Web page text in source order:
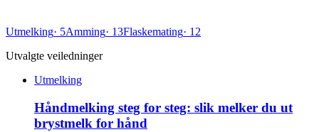
Utmelking· 5Amming· 13Flaskemating· 12
Utvalgte veiledninger
Utmelking
Håndmelking steg for steg: slik melker du ut
brystmelk for hånd